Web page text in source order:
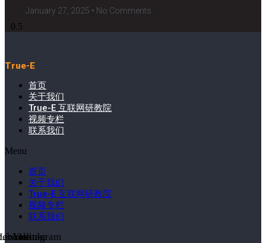
January 27, 2025 No Comments
True-E
首页
关于我们
True-E 互联网研教院
视频专栏
联系我们
Menu
首页
关于我们
True-E 互联网研教院
视频专栏
联系我们
Youtube
Instagram